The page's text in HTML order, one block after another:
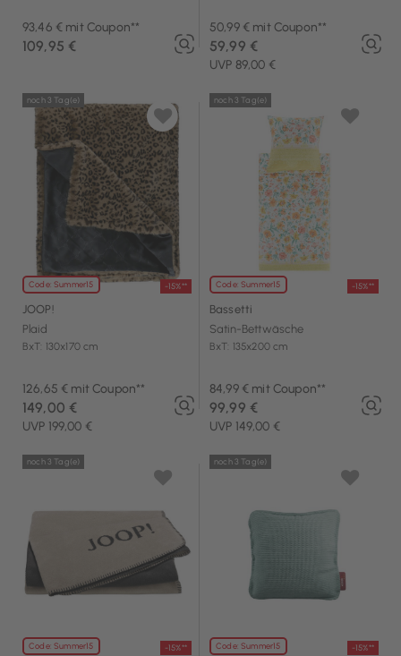
93,46 € mit Coupon**
109,95 €
50,99 € mit Coupon**
UVP 89,00 €
59,99 €
Code: Summer15 -15%**
noch 3 Tag(e)
JOOP!
Plaid
BxT: 130x170 cm
126,65 € mit Coupon**
UVP 199,00 €
149,00 €
Code: Summer15 -15%**
noch 3 Tag(e)
Bassetti
Satin-Bettwäsche
BxT: 135x200 cm
84,99 € mit Coupon**
UVP 149,00 €
99,99 €
Code: Summer15 -15%**
noch 3 Tag(e)
Code: Summer15 -15%**
noch 3 Tag(e)